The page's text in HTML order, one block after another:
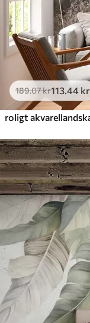
189.07kr113.44 kr